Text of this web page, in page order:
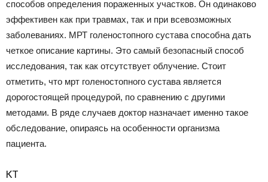
способов определения пораженных участков. Он одинаково
эффективен как при травмах, так и при всевозможных
заболеваниях. МРТ голеностопного сустава способна дать
четкое описание картины. Это самый безопасный способ
исследования, так как отсутствует облучение. Стоит
отметить, что мрт голеностопного сустава является
дорогостоящей процедурой, по сравнению с другими
методами. В ряде случаев доктор назначает именно такое
обследование, опираясь на особенности организма
пациента.
КТ